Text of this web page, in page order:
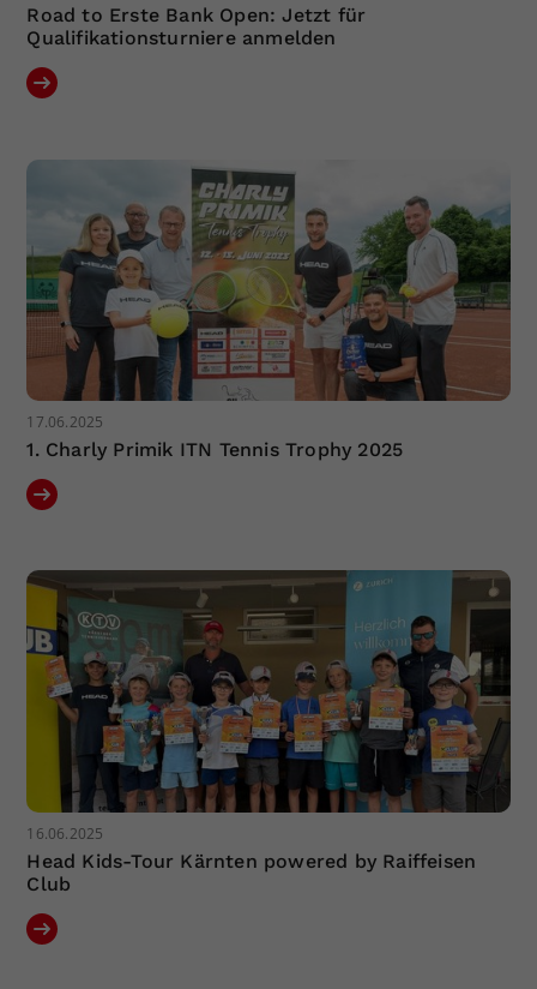
Road to Erste Bank Open: Jetzt für
Qualifikationsturniere anmelden
17.06.2025
1. Charly Primik ITN Tennis Trophy 2025
16.06.2025
Head Kids-Tour Kärnten powered by Raiffeisen
Club